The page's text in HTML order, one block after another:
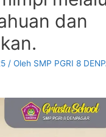
dan
/ Oleh SMP PGRI 8